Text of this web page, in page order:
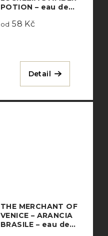
POTION – eau de
od 58 Kč
Detail
THE MERCHANT OF
VENICE – ARANCIA
BRASILE – eau de